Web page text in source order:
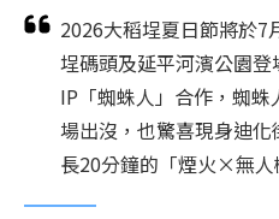
2026大稻埕夏日節將於7
埕碼頭及延平河濱公園
IP「蜘蛛人」合作，蜘
場出沒，也驚喜現身迪
長20分鐘的「煙火×無人